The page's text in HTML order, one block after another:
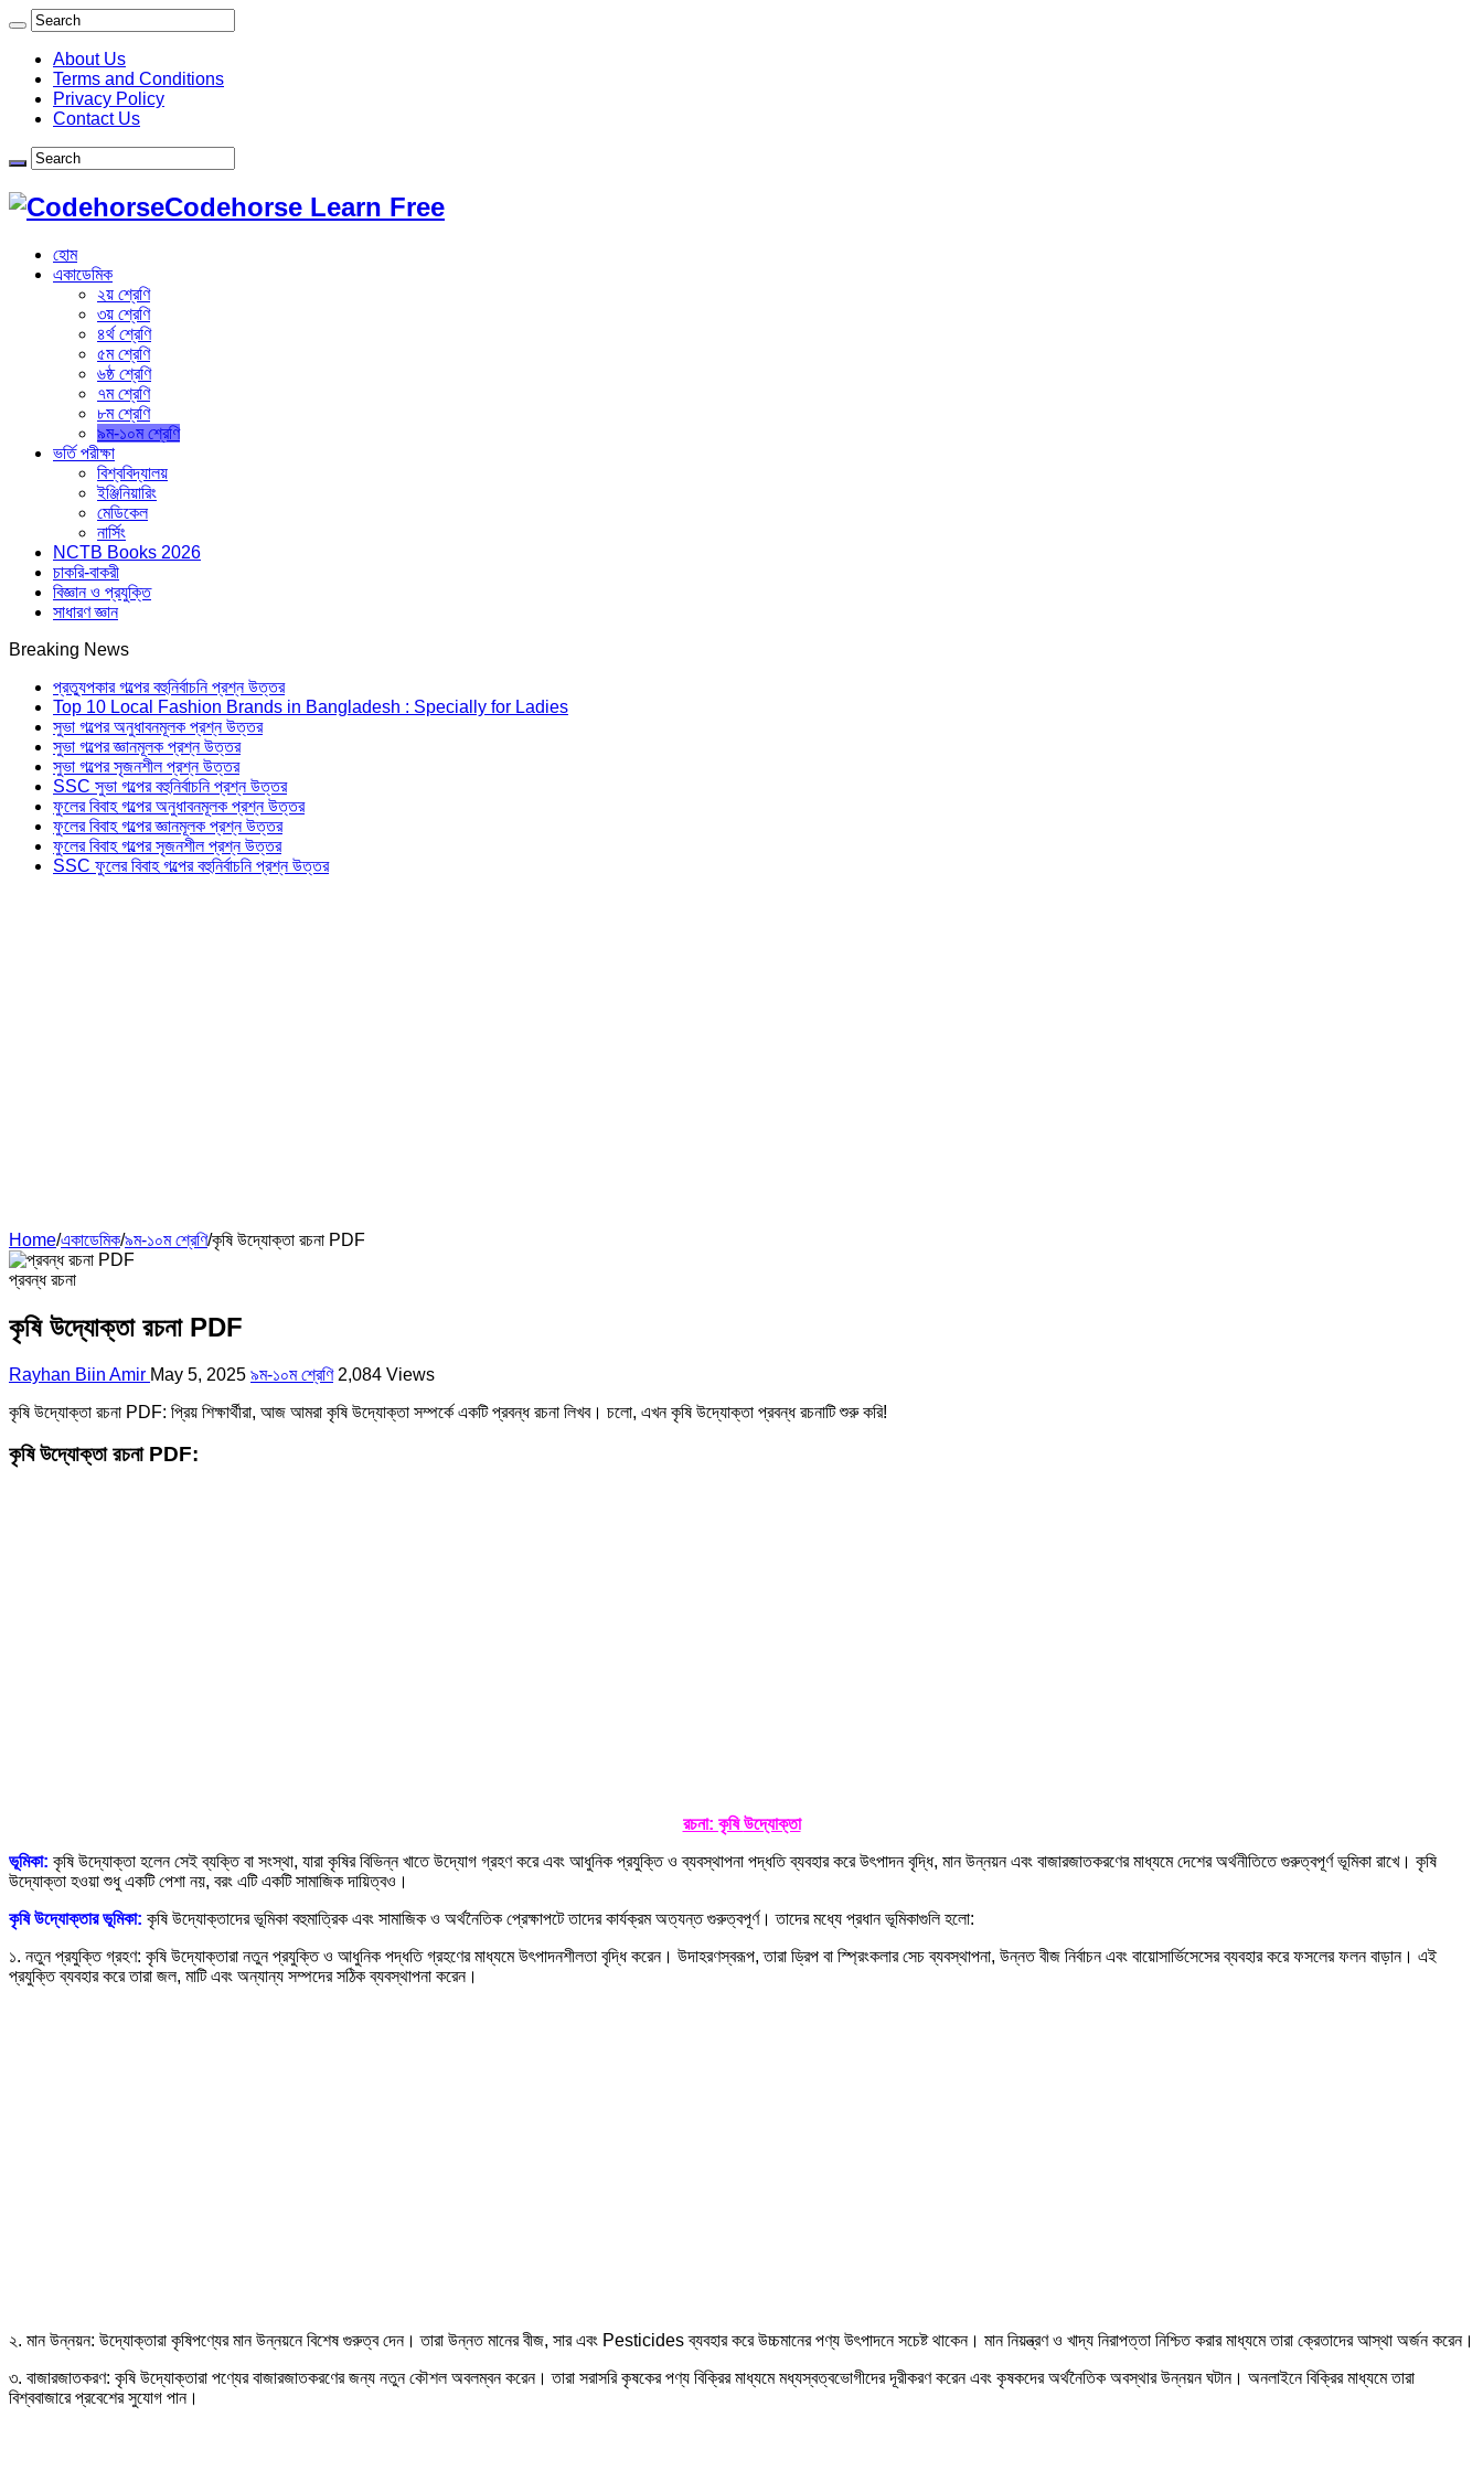
About Us
Terms and Conditions
Privacy Policy
Contact Us
Codehorse Learn Free
হোম
একাডেমিক
২য় শ্রেণি
৩য় শ্রেণি
৪র্থ শ্রেণি
৫ম শ্রেণি
৬ষ্ঠ শ্রেণি
৭ম শ্রেণি
৮ম শ্রেণি
৯ম-১০ম শ্রেণি
ভর্তি পরীক্ষা
বিশ্ববিদ্যালয়
ইঞ্জিনিয়ারিং
মেডিকেল
নার্সিং
NCTB Books 2026
চাকরি-বাকরী
বিজ্ঞান ও প্রযুক্তি
সাধারণ জ্ঞান
Breaking News
প্রত্যুপকার গল্পের বহুনির্বাচনি প্রশ্ন উত্তর
Top 10 Local Fashion Brands in Bangladesh : Specially for Ladies
সুভা গল্পের অনুধাবনমূলক প্রশ্ন উত্তর
সুভা গল্পের জ্ঞানমূলক প্রশ্ন উত্তর
সুভা গল্পের সৃজনশীল প্রশ্ন উত্তর
SSC সুভা গল্পের বহুনির্বাচনি প্রশ্ন উত্তর
ফুলের বিবাহ গল্পের অনুধাবনমূলক প্রশ্ন উত্তর
ফুলের বিবাহ গল্পের জ্ঞানমূলক প্রশ্ন উত্তর
ফুলের বিবাহ গল্পের সৃজনশীল প্রশ্ন উত্তর
SSC ফুলের বিবাহ গল্পের বহুনির্বাচনি প্রশ্ন উত্তর
Home/একাডেমিক/৯ম-১০ম শ্রেণি/কৃষি উদ্যোক্তা রচনা PDF
প্রবন্ধ রচনা
কৃষি উদ্যোক্তা রচনা PDF
Rayhan Biin Amir May 5, 2025 ৯ম-১০ম শ্রেণি 2,084 Views
কৃষি উদ্যোক্তা রচনা PDF: প্রিয় শিক্ষার্থীরা, আজ আমরা কৃষি উদ্যোক্তা সম্পর্কে একটি প্রবন্ধ রচনা লিখব। চলো, এখন কৃষি উদ্যোক্তা প্রবন্ধ রচনাটি শুরু করি!
কৃষি উদ্যোক্তা রচনা PDF:
রচনা: কৃষিউদ্যোক্তা
ভূমিকা: কৃষি উদ্যোক্তা হলেন সেই ব্যক্তি বা সংস্থা, যারা কৃষির বিভিন্ন খাতে উদ্যোগ গ্রহণ করে এবং আধুনিক প্রযুক্তি ও ব্যবস্থাপনা পদ্ধতি ব্যবহার করে উৎপাদন বৃদ্ধি, মান উন্নয়ন এবং বাজারজাতকরণের মাধ্যমে দেশের অর্থনীতিতে গুরুত্বপূর্ণ ভূমিকা রাখে। কৃষি
উদ্যোক্তা হওয়া শুধু একটি পেশা নয়, বরং এটি একটি সামাজিক দায়িত্বও।
কৃষি উদ্যোক্তার ভূমিকা: কৃষি উদ্যোক্তাদের ভূমিকা বহুমাত্রিক এবং সামাজিক ও অর্থনৈতিক প্রেক্ষাপটে তাদের কার্যক্রম অত্যন্ত গুরুত্বপূর্ণ। তাদের মধ্যে প্রধান ভূমিকাগুলি হলো:
১. নতুন প্রযুক্তি গ্রহণ: কৃষি উদ্যোক্তারা নতুন প্রযুক্তি ও আধুনিক পদ্ধতি গ্রহণের মাধ্যমে উৎপাদনশীলতা বৃদ্ধি করেন। উদাহরণস্বরূপ, তারা ড্রিপ বা স্প্রিংকলার সেচ ব্যবস্থাপনা, উন্নত বীজ নির্বাচন এবং বায়োসার্ভিসেসের ব্যবহার করে ফসলের ফলন বাড়ান। এই
প্রযুক্তি ব্যবহার করে তারা জল, মাটি এবং অন্যান্য সম্পদের সঠিক ব্যবস্থাপনা করেন।
২. মান উন্নয়ন: উদ্যোক্তারা কৃষিপণ্যের মান উন্নয়নে বিশেষ গুরুত্ব দেন। তারা উন্নত মানের বীজ, সার এবং Pesticides ব্যবহার করে উচ্চমানের পণ্য উৎপাদনে সচেষ্ট থাকেন। মান নিয়ন্ত্রণ ও খাদ্য নিরাপত্তা নিশ্চিত করার মাধ্যমে তারা ক্রেতাদের আস্থা অর্জন করেন।
৩. বাজারজাতকরণ: কৃষি উদ্যোক্তারা পণ্যের বাজারজাতকরণের জন্য নতুন কৌশল অবলম্বন করেন। তারা সরাসরি কৃষকের পণ্য বিক্রির মাধ্যমে মধ্যস্বত্বভোগীদের দূরীকরণ করেন এবং কৃষকদের অর্থনৈতিক অবস্থার উন্নয়ন ঘটান। অনলাইনে বিক্রির মাধ্যমে তারা
বিশ্ববাজারে প্রবেশের সুযোগ পান।